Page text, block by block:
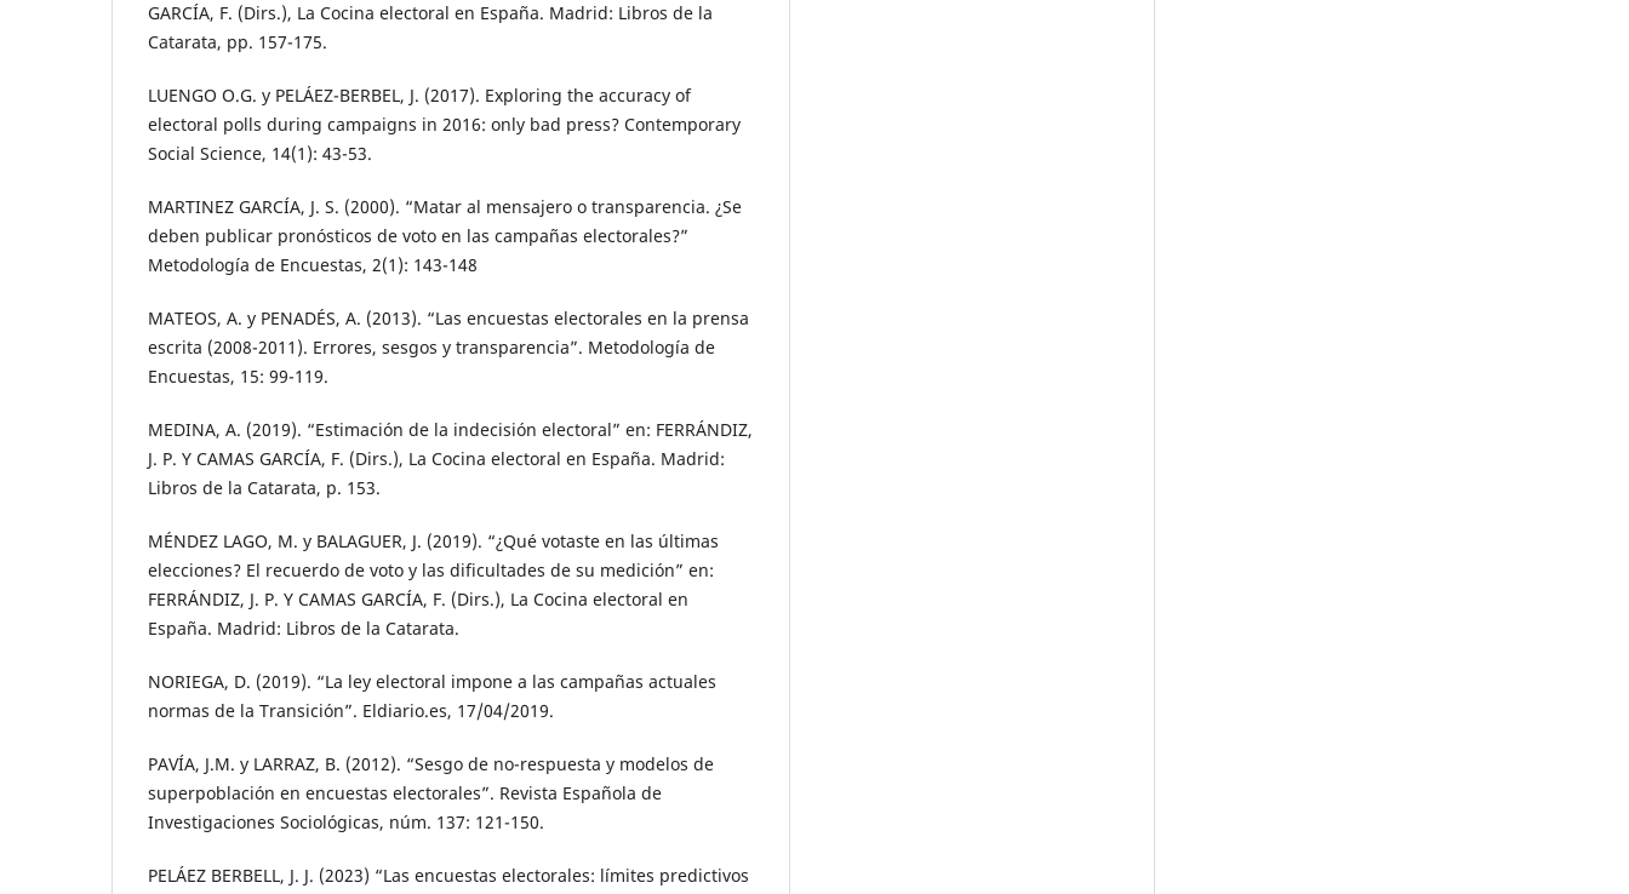
GARCÍA, F. (Dirs.), La Cocina electoral en España. Madrid: Libros de la
Catarata, pp. 157-175.
LUENGO O.G. y PELÁEZ-BERBEL, J. (2017). Exploring the accuracy of
electoral polls during campaigns in 2016: only bad press? Contemporary
Social Science, 14(1): 43-53.
MARTINEZ GARCÍA, J. S. (2000). “Matar al mensajero o transparencia. ¿Se
deben publicar pronósticos de voto en las campañas electorales?”
Metodología de Encuestas, 2(1): 143-148
MATEOS, A. y PENADÉS, A. (2013). “Las encuestas electorales en la prensa
escrita (2008-2011). Errores, sesgos y transparencia”. Metodología de
Encuestas, 15: 99-119.
MEDINA, A. (2019). “Estimación de la indecisión electoral” en: FERRÁNDIZ,
J. P. Y CAMAS GARCÍA, F. (Dirs.), La Cocina electoral en España. Madrid:
Libros de la Catarata, p. 153.
MÉNDEZ LAGO, M. y BALAGUER, J. (2019). “¿Qué votaste en las últimas
elecciones? El recuerdo de voto y las dificultades de su medición” en:
FERRÁNDIZ, J. P. Y CAMAS GARCÍA, F. (Dirs.), La Cocina electoral en
España. Madrid: Libros de la Catarata.
NORIEGA, D. (2019). “La ley electoral impone a las campañas actuales
normas de la Transición”. Eldiario.es, 17/04/2019.
PAVÍA, J.M. y LARRAZ, B. (2012). “Sesgo de no-respuesta y modelos de
superpoblación en encuestas electorales”. Revista Española de
Investigaciones Sociológicas, núm. 137: 121-150.
PELÁEZ BERBELL, J. J. (2023) “Las encuestas electorales: límites predictivos